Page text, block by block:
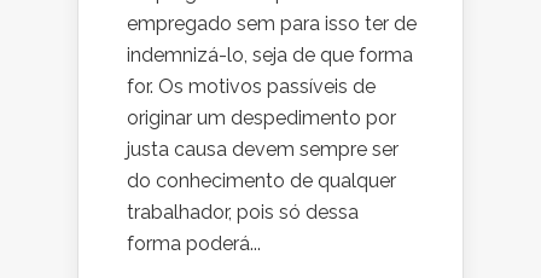
empregado sem para isso ter de
indemnizá-lo, seja de que forma
for. Os motivos passíveis de
originar um despedimento por
justa causa devem sempre ser
do conhecimento de qualquer
trabalhador, pois só dessa
forma poderá...